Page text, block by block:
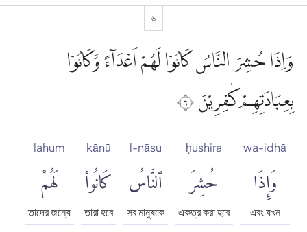
৬
وَاِذَا حُشِرَ النَّاسُ كَانُوْا لَهُمْ اَعْدَاۤءً وَّكَانُوْا
بِعِبَادَتِهِمْ كٰفِرِيْنَ ٦
wa-idhā
وَإِذَا
এবং যখন
ḥushira
حُشِرَ
একত্র করা হবে
l-nāsu
ٱلنَّاسُ
সব মানুষকে
kānū
كَانُوا۟
তারা হবে
lahum
لَهُمْ
তাদের জন্যে